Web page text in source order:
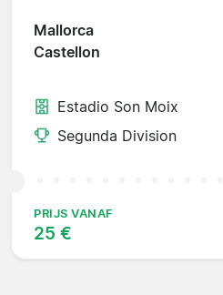
Mallorca
Castellon
Estadio Son Moix
Segunda Division
PRIJS VANAF
25 €